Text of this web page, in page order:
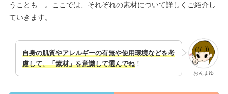
うことも…。ここでは、それぞれの素材について詳しくご紹介し
ていきます。
おんまゆ
自身の肌質やアレルギーの有無や使用環境などを考
慮して、「素材」を意識して選んでね ！